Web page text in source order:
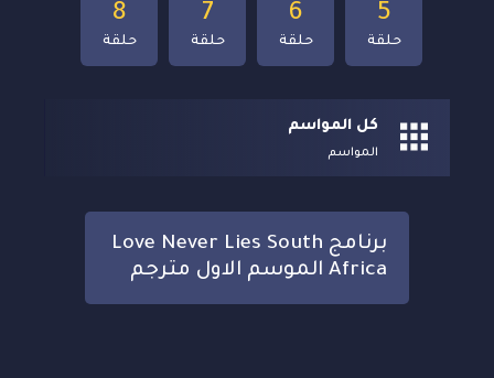
8
حلقة
7
حلقة
6
حلقة
5
حلقة
كل المواسم
المواسم
برنامج Love Never Lies South
Africa الموسم الاول مترجم